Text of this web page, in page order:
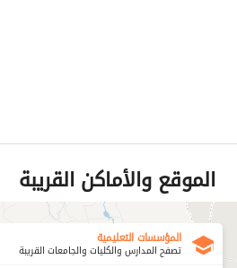
الموقع والأماكن القريبة
المؤسسات التعليمية
تصفح المدارس والكليات والجامعات القريبة